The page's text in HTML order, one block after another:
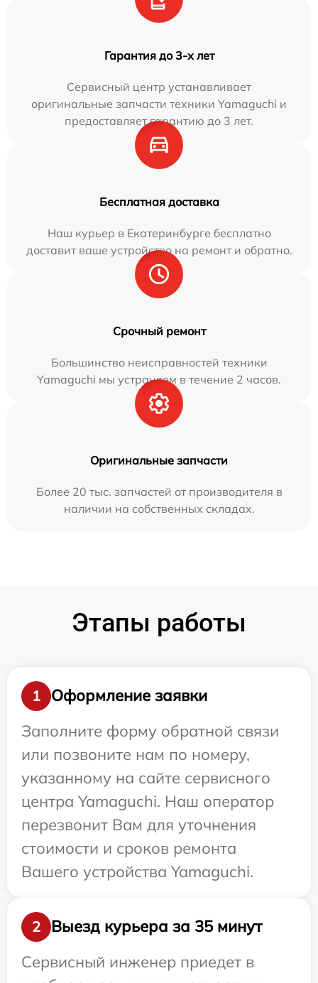
Гарантия до 3-х лет
Сервисный центр устанавливает
оригинальные запчасти техники Yamaguchi и
предоставляет гарантию до 3 лет.
Бесплатная доставка
Наш курьер в Екатеринбурге бесплатно
доставит ваше устройство на ремонт и обратно.
Срочный ремонт
Большинство неисправностей техники
Yamaguchi мы устраняем в течение 2 часов.
Оригинальные запчасти
Более 20 тыс. запчастей от производителя в
наличии на собственных складах.
Этапы работы
1
Оформление заявки
Заполните форму обратной связи
или позвоните нам по номеру,
указанному на сайте сервисного
центра Yamaguchi. Наш оператор
перезвонит Вам для уточнения
стоимости и сроков ремонта
Вашего устройства Yamaguchi.
2
Выезд курьера за 35 минут
Сервисный инженер приедет в